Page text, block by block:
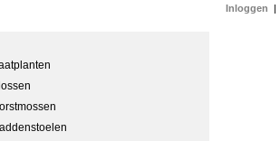
Inloggen |